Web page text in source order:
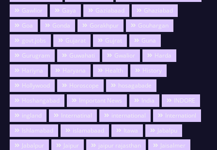
Gawlior
Gaya Gaziabaad
Ghaziabad
Goa
Gonda Gorakhpur
Gouhargan
govt.jobs
Gujarat Gujrat
Guna
Gurugram
Guwahati Gwalior
Harda
Hariyna
Haryana Health
History
Hollywood
Horoscope
hosagabade
Hoshangabad
Important News India
INDORE
ingland
Internatinal international
Internationl
Ishlamabad
islamabaad Itawa
Jabalpu
Jabalpur
Jaipur jaipur rajasthan
Jaisalmer